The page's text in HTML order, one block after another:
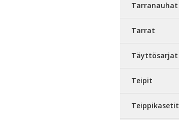
Tarranauhat
Tarrat
Täyttösarjat
Teipit
Teippikasetit